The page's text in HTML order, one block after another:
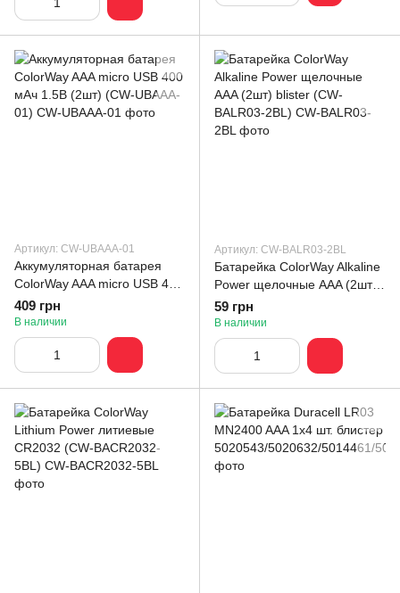
Артикул: CW-UBAAA-01
Аккумуляторная батарея
ColorWay AAA micro USB 400
мАч 1.5В (2шт) (CW-UBAAA-
01)
409 грн
В наличии
Артикул: CW-BALR03-2BL
Батарейка СolorWay Alkaline
Power щелочные AAA (2шт)
blister (CW-BALR03-2BL)
59 грн
В наличии